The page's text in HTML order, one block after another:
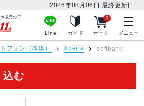
2026年08月06日 最終更新日
Line ガイド カート
0
メニュー
フォン（本体） Xperia softbank
む